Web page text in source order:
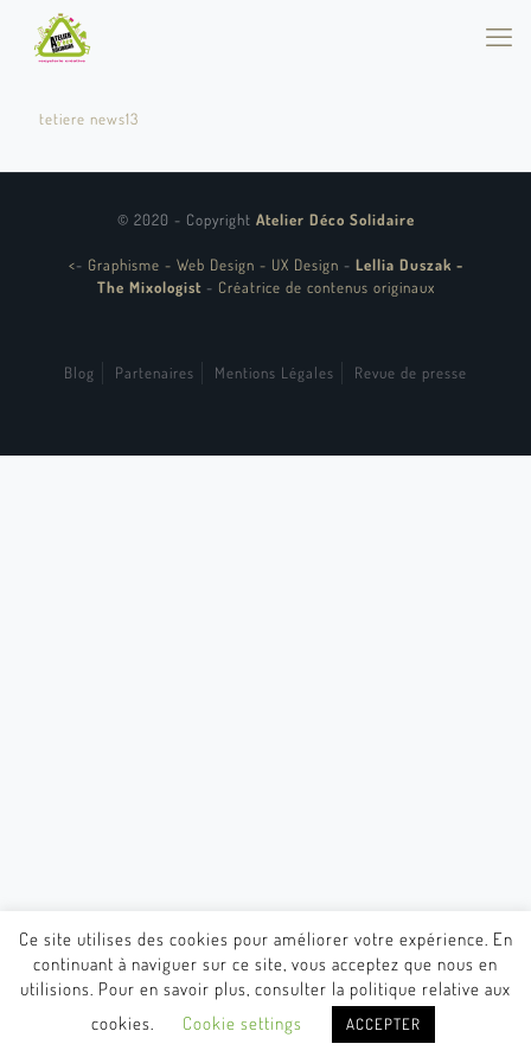
tetiere news13
© 2020 - Copyright Atelier Déco Solidaire
<- Graphisme - Web Design - UX Design - Lellia Duszak -
The Mixologist - Créatrice de contenus originaux
Blog Partenaires Mentions Légales Revue de presse
Ce site utilises des cookies pour améliorer votre expérience. En
continuant à naviguer sur ce site, vous acceptez que nous en
utilisions. Pour en savoir plus, consulter la politique relative aux
cookies.
Cookie settings ACCEPTER